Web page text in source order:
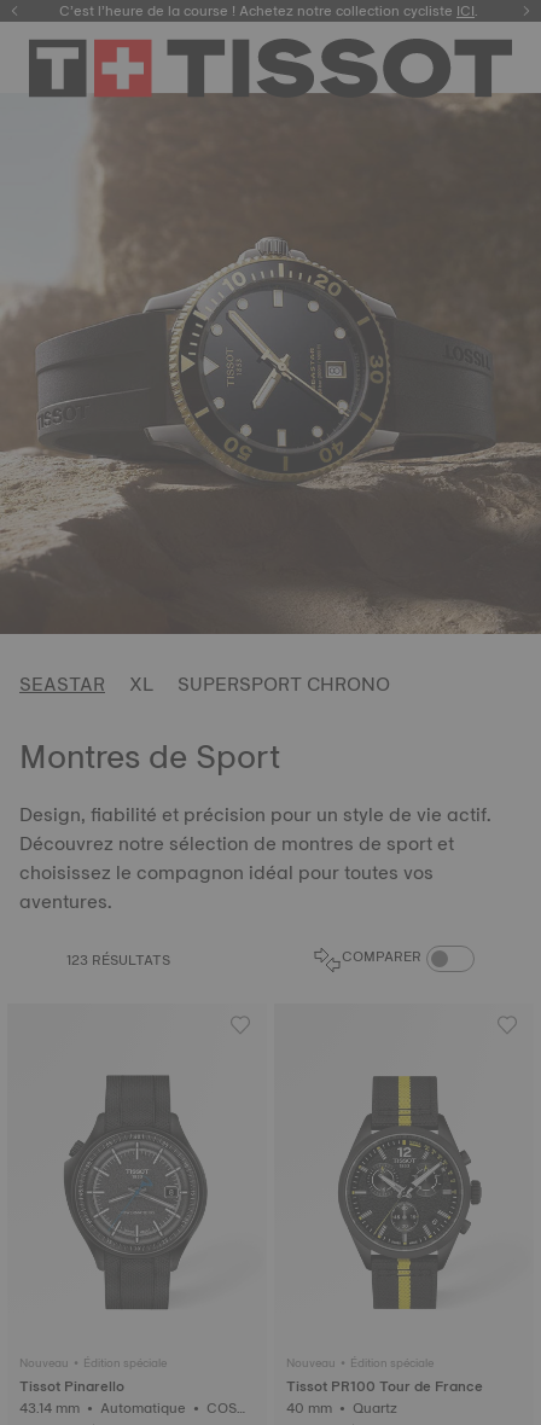
Découvrez la nouvelle Gentleman 38 mm.ACHETEZ.
C’est l’heure de la course ! Achetez notre collection cycliste ICI.
SEASTAR XL SUPERSPORT CHRONO
Montres de Sport
Design, fiabilité et précision pour un style de vie actif.
Découvrez notre sélection de montres de sport et
choisissez le compagnon idéal pour toutes vos
aventures.
123 RÉSULTATS COMPARER COMPARAISON
Nouveau • Édition spéciale
Tissot Pinarello
43.14 mm • Automatique • COSC
Nouveau • Édition spéciale
Tissot PR100 Tour de France
40 mm • Quartz